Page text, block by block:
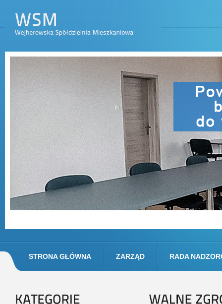
STRONA GŁÓWNA ZARZĄD RADA